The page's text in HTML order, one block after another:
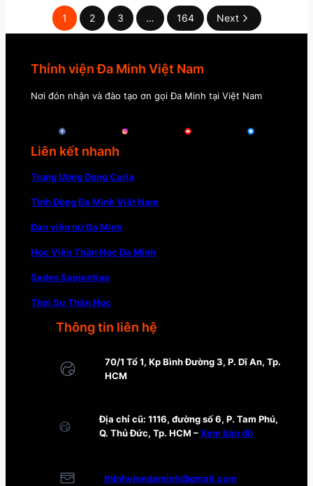
1 2 3 … 164 Next
Thỉnh viện Đa Minh Việt Nam
Nơi đón nhận và đào tạo ơn gọi Đa Minh tại Việt Nam
Liên kết nhanh
Trung Ương Dòng Curia
Tỉnh Dòng Đa Minh Việt Nam
Đan viện nữ Đa Minh
Học Viện Thần Học Đa Minh
Sedes Sapientiae
Thời Sự Thần Học
Thông tin liên hệ
70/1 Tổ 1, Kp Bình Đường 3, P. Dĩ An, Tp.
HCM
Địa chỉ cũ: 1116, đường số 6, P. Tam Phú,
Q. Thủ Đức, Tp. HCM –Xem bản đồ
thinhviendaminh@gmail.com